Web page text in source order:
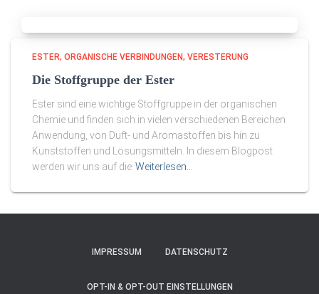
ESTER ORGANISCHE VERBINDUNGEN VERESTERUNG
Die Stoffgruppe der Ester
Ester sind eine wichtige Stoffgruppe in der organischen
Chemie und finden sich in vielen verschiedenen Bereichen
Anwendung, von Duft- und Aromastoffen bis hin zu
Kunststoffen und Lösungsmitteln. In diesem Blogpost
werden wir uns auf die Weiterlesen…
IMPRESSUM DATENSCHUTZ
OPT-IN & OPT-OUT EINSTELLUNGEN